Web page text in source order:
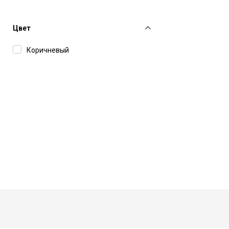
Цвет
Коричневый